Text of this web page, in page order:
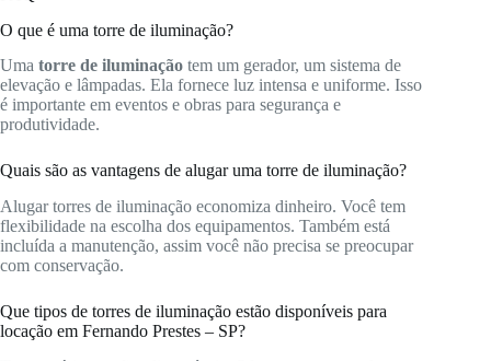
O que é uma torre de iluminação?
Uma torre de iluminação tem um gerador, um sistema de
elevação e lâmpadas. Ela fornece luz intensa e uniforme. Isso
é importante em eventos e obras para segurança e
produtividade.
Quais são as vantagens de alugar uma torre de iluminação?
Alugar torres de iluminação economiza dinheiro. Você tem
flexibilidade na escolha dos equipamentos. Também está
incluída a manutenção, assim você não precisa se preocupar
com conservação.
Que tipos de torres de iluminação estão disponíveis para
locação em Fernando Prestes – SP?